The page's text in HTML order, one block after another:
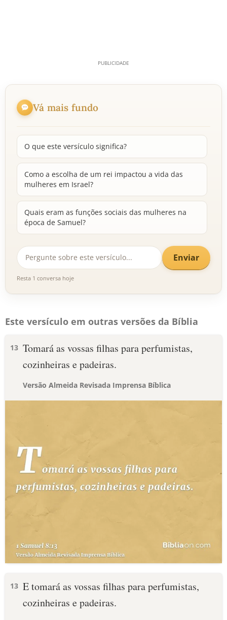
Vá mais fundo
O que este versículo significa?
Como a escolha de um rei impactou a vida das
mulheres em Israel?
Quais eram as funções sociais das mulheres na
época de Samuel?
Enviar
Resta 1 conversa hoje
Este versículo em outras versões da Bíblia
13 Tomará as vossas filhas para perfumistas,
cozinheiras e padeiras.
Versão Almeida Revisada Imprensa Bíblica
13 E tomará as vossas filhas para perfumistas,
cozinheiras e padeiras.